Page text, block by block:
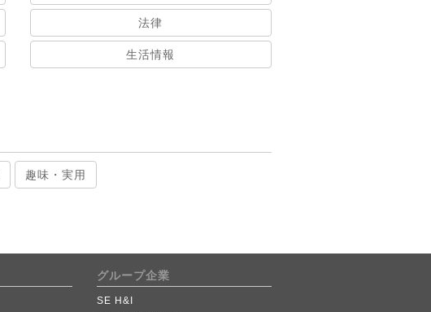
法律
生活情報
趣味・実用
グループ企業
SE H&I